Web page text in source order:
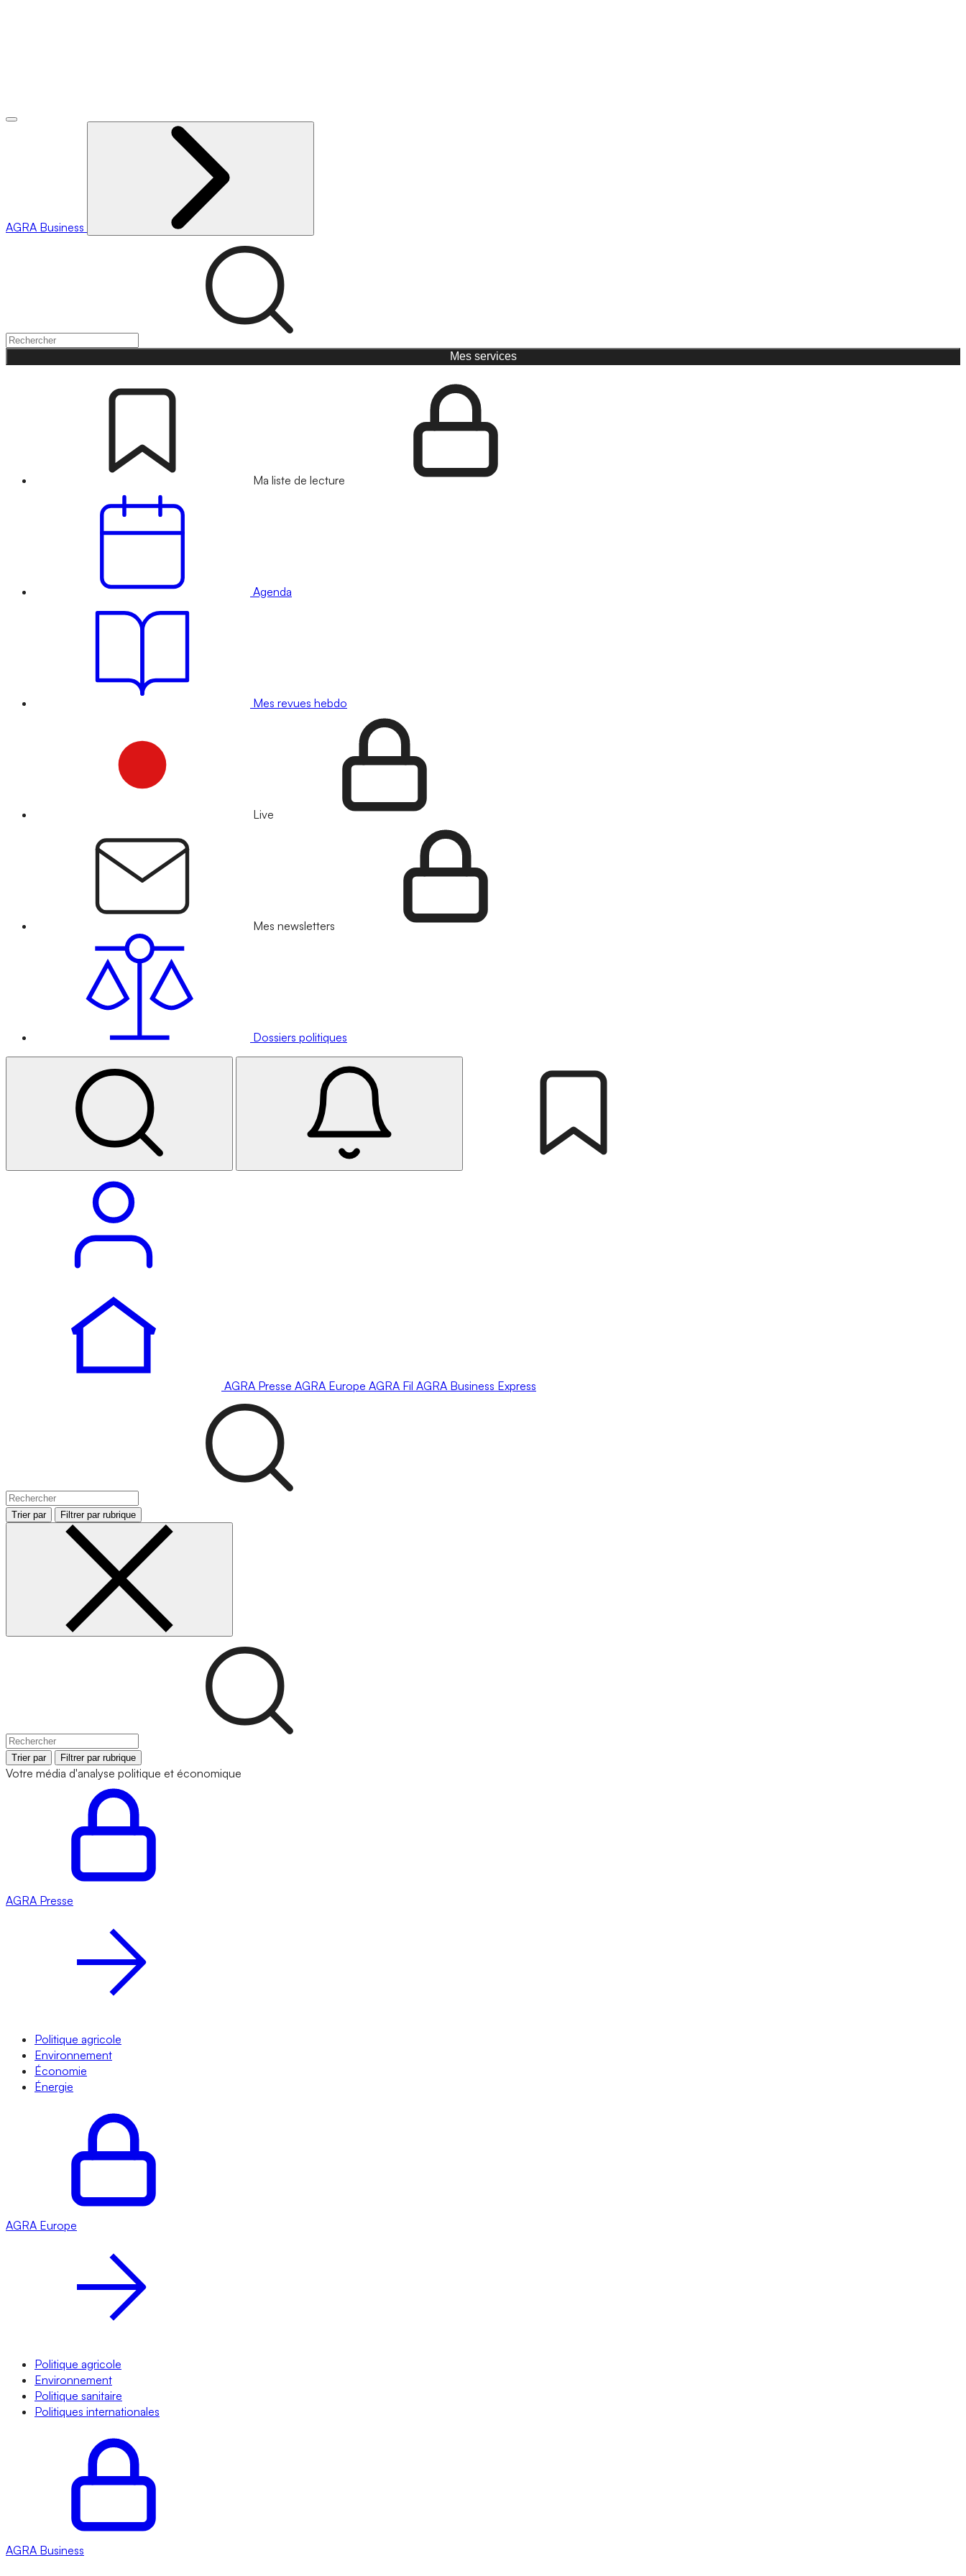
AGRA Business
Mes services
Ma liste de lecture
Agenda
Mes revues hebdo
Live
Mes newsletters
Dossiers politiques
AGRA Presse AGRA Europe AGRA Fil AGRA Business Express
Trier par Filtrer par rubrique
Trier par Filtrer par rubrique
Votre média d'analyse politique et économique
AGRA Presse
Politique agricole
Environnement
Économie
Énergie
AGRA Europe
Politique agricole
Environnement
Politique sanitaire
Politiques internationales
AGRA Business